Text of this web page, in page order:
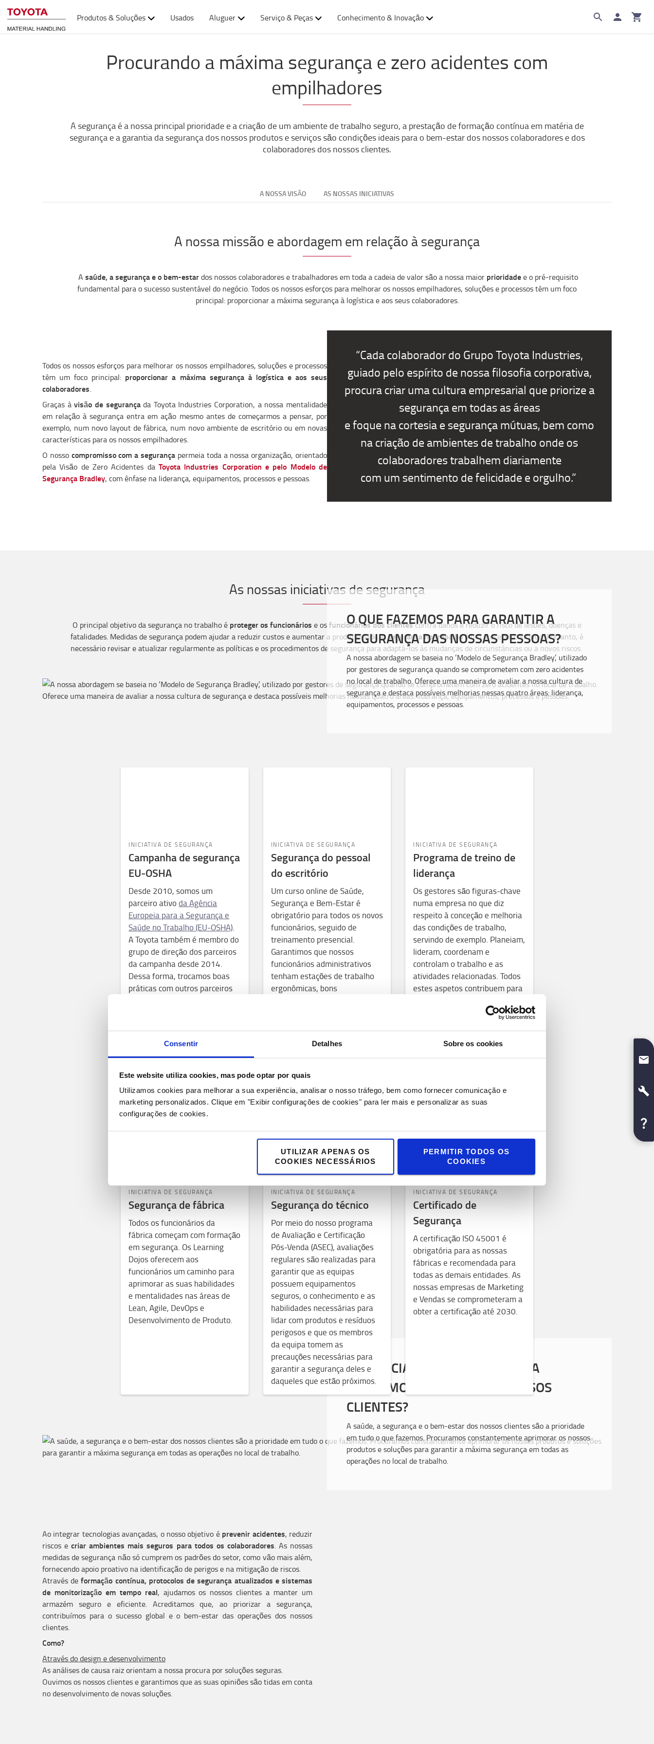
Consentir Detalhes Sobre os cookies
Este website utiliza cookies, mas pode optar por quais
Utilizamos cookies para melhorar a sua experiência, analisar o nosso tráfego, bem como fornecer comunicação e
marketing personalizados. Clique em "Exibir configurações de cookies" para ler mais e personalizar as suas
configurações de cookies.
UTILIZAR APENAS OS
COOKIES NECESSÁRIOS
PERMITIR TODOS OS
COOKIES
Produtos & Soluções Usados Aluguer Serviço & Peças Conhecimento & Inovação
Procurando a máxima segurança e zero acidentes com
empilhadores
A segurança é a nossa principal prioridade e a criação de um ambiente de trabalho seguro, a prestação de formação contínua em matéria de
segurança e a garantia da segurança dos nossos produtos e serviços são condições ideais para o bem-estar dos nossos colaboradores e dos
colaboradores dos nossos clientes.
A NOSSA VISÃO AS NOSSAS INICIATIVAS
A nossa missão e abordagem em relação à segurança
A saúde, a segurança e o bem-estardos nossos colaboradores e trabalhadores em toda a cadeia de valor são a nossa maior prioridadee o pré-requisito
fundamental para o sucesso sustentável do negócio. Todos os nossos esforços para melhorar os nossos empilhadores, soluções e processos têm um foco
principal: proporcionar a máxima segurança à logística e aos seus colaboradores.
Todos os nossos esforços para melhorar os nossos empilhadores, soluções e processos
têm um foco principal: proporcionar a máxima segurança à logística e aos seus
colaboradores.
Graças àvisão de segurançada Toyota Industries Corporation, a nossa mentalidade
em relação à segurança entra em ação mesmo antes de começarmos a pensar, por
exemplo, num novo layout de fábrica, num novo ambiente de escritório ou em novas
características para os nossos empilhadores.
O nosso compromisso com a segurança permeia toda a nossa organização, orientado
pela Visão de Zero Acidentes da Toyota Industries Corporation e pelo Modelo de
Segurança Bradley, com ênfase na liderança, equipamentos, processos e pessoas.
“Cada colaborador do Grupo Toyota Industries,
guiado pelo espírito de nossa filosofia corporativa,
procura criar uma cultura empresarial que priorize a
segurança em todas as áreas
e foque na cortesia e segurança mútuas, bem como
na criação de ambientes de trabalho onde os
colaboradores trabalhem diariamente
com um sentimento de felicidade e orgulho.”
As nossas iniciativas de segurança
O principal objetivo da segurança no trabalho é proteger os funcionários e osfuncionários dos clientescontra danos e reduzir o risco de lesões, doenças e
fatalidades. Medidas de segurança podem ajudar a reduzir custos e aumentar a produtividade. Asegurança no trabalhoé um processo contínuo. Portanto, é
necessário revisar e atualizar regularmente as políticas e os procedimentos de segurança para adaptá-los às mudanças de circunstâncias ou a novos riscos.
O QUE FAZEMOS PARA GARANTIR A
SEGURANÇA DAS NOSSAS PESSOAS?
A nossa abordagem se baseia no ‘Modelo de Segurança Bradley’, utilizado
por gestores de segurança quando se comprometem com zero acidentes
no local de trabalho. Oferece uma maneira de avaliar a nossa cultura de
segurança e destaca possíveis melhorias nessas quatro áreas: liderança,
equipamentos, processos e pessoas.
INICIATIVA DE SEGURANÇA
Campanha de segurança
EU-OSHA
Desde 2010, somos um
parceiro ativoda Agência
Europeia para a Segurança e
Saúde no Trabalho (EU-OSHA).
A Toyota também é membro do
grupo de direção dos parceiros
da campanha desde 2014.
Dessa forma, trocamos boas
práticas com outros parceiros
de como e quando os acidentes
ocorrem.
INICIATIVA DE SEGURANÇA
Segurança do pessoal
do escritório
Um curso online de Saúde,
Segurança e Bem-Estar é
obrigatório para todos os novos
funcionários, seguido de
treinamento presencial.
Garantimos que nossos
funcionários administrativos
tenham estações de trabalho
ergonômicas, bons
INICIATIVA DE SEGURANÇA
Programa de treino de
liderança
Os gestores são figuras-chave
numa empresa no que diz
respeito à conceção e melhoria
das condições de trabalho,
servindo de exemplo. Planeiam,
lideram, coordenam e
controlam o trabalho e as
atividades relacionadas. Todos
estes aspetos contribuem para
segurança no trabalho. Os
nosso desempenho com o de
outras empresas para garantir
novas legislações e tendências.
INICIATIVA DE SEGURANÇA
Segurança de fábrica
Todos os funcionários da
fábrica começam com formação
em segurança. Os Learning
Dojos oferecem aos
funcionários um caminho para
aprimorar as suas habilidades
e mentalidades nas áreas de
Lean, Agile, DevOps e
Desenvolvimento de Produto.
INICIATIVA DE SEGURANÇA
Segurança do técnico
Por meio do nosso programa
de Avaliação e Certificação
Pós-Venda (ASEC), avaliações
regulares são realizadas para
garantir que as equipas
possuem equipamentos
seguros, o conhecimento e as
habilidades necessárias para
lidar com produtos e resíduos
perigosos e que os membros
da equipa tomem as
precauções necessárias para
garantir a segurança deles e
daqueles que estão próximos.
INICIATIVA DE SEGURANÇA
Certificado de
Segurança
A certificação ISO 45001 é
obrigatória para as nossas
fábricas e recomendada para
todas as demais entidades. As
nossas empresas de Marketing
e Vendas se comprometeram a
obter a certificação até 2030.
QUE INICIATIVAS DE SEGURANÇA
ADOTAMOS PARA COM OS NOSSOS
CLIENTES?
A saúde, a segurança e o bem-estar dos nossos clientes são a prioridade
em tudo o que fazemos. Procuramos constantemente aprimorar os nossos
produtos e soluções para garantir a máxima segurança em todas as
operações no local de trabalho.
Ao integrar tecnologias avançadas, o nosso objetivo é prevenir acidentes, reduzir
riscos ecriar ambientes mais seguros para todos os colaboradores. As nossas
medidas de segurança não só cumprem os padrões do setor, como vão mais além,
fornecendo apoio proativo na identificação de perigos e na mitigação de riscos.
Através deformação contínua, protocolos de segurança atualizados e sistemas
de monitorização em tempo real, ajudamos os nossos clientes a manter um
armazém seguro e eficiente. Acreditamos que, ao priorizar a segurança,
contribuímos para o sucesso global e o bem-estar das operações dos nossos
clientes.
Como?
Através do design e desenvolvimento
As análises de causa raiz orientam a nossa procura por soluções seguras.
Ouvimos os nossos clientes e garantimos que as suas opiniões são tidas em conta
no desenvolvimento de novas soluções.